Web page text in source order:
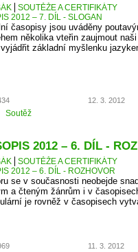
SOUTĚŽE A CERTIFIKÁTY
2012 – 7. DÍL - SLOGAN
časopisy jsou uváděny
několika vteřin zaujmout
základní myšlenku
12. 3. 2012
Soutěž
2012 – 6. DÍL -
SOUTĚŽE A CERTIFIKÁTY
2012 – 6. DÍL - ROZHOVOR
se v současnosti neobejde
a čteným žánrům i v
je rovněž v časopisech
11. 3. 2012